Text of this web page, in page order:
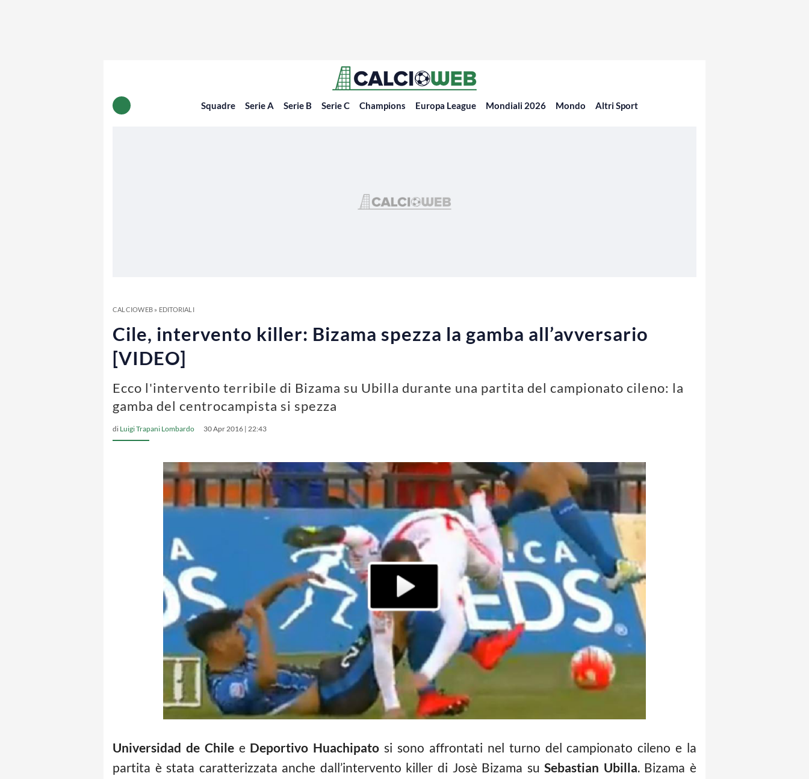
Squadre Serie A Serie B Serie C Champions Europa League Mondiali 2026 Mondo Altri Sport
CALCIOWEB» EDITORIALI
Cile, intervento killer: Bizama spezza la gamba all’avversario
[VIDEO]
Ecco l'intervento terribile di Bizama su Ubilla durante una partita del campionato cileno: la
gamba del centrocampista si spezza
di Luigi Trapani Lombardo 30 Apr 2016 | 22:43
Universidad de Chilee Deportivo Huachipato si sono affrontati nel turno del campionato cileno e la
partita è stata caratterizzata anche dall’intervento killer di Josè Bizama suSebastian Ubilla. Bizama è